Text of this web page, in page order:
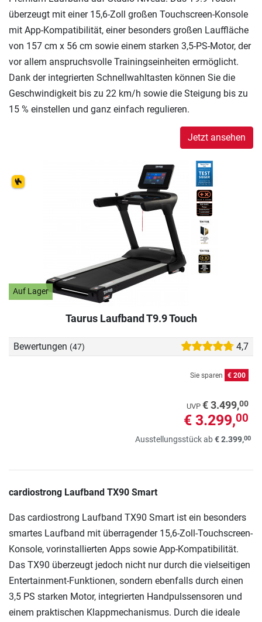
Auf Lager
Taurus Laufband T9.9 Touch
Bewertungen (47) 4,7
Sie sparen € 200
UVP € 3.499,00
€ 3.299,00
Ausstellungsstück ab€ 2.399,00
überzeugt mit einer 15,6-Zoll großen Touchscreen-Konsole
mit App-Kompatibilität, einer besonders großen Lauffläche
von 157 cm x 56 cm sowie einem starken 3,5-PS-Motor, der
vor allem anspruchsvolle Trainingseinheiten ermöglicht.
Dank der integrierten Schnellwahltasten können Sie die
Geschwindigkeit bis zu 22 km/h sowie die Steigung bis zu
15 % einstellen und ganz einfach regulieren.
Jetzt ansehen
cardiostrong Laufband TX90 Smart
Das cardiostrong Laufband TX90 Smart ist ein besonders
smartes Laufband mit überragender 15,6-Zoll-Touchscreen-
Konsole, vorinstallierten Apps sowie App-Kompatibilität.
Das TX90 überzeugt jedoch nicht nur durch die vielseitigen
Entertainment-Funktionen, sondern ebenfalls durch einen
3,5 PS starken Motor, integrierten Handpulssensoren und
einem praktischen Klappmechanismus. Durch die ideale